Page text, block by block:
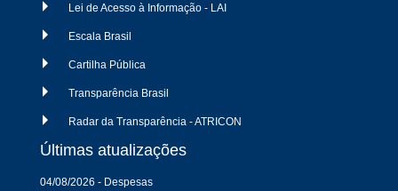
Lei de Acesso à Informação - LAI
Escala Brasil
Cartilha Pública
Transparência Brasil
Radar da Transparência - ATRICON
Últimas atualizações
04/08/2026 - Despesas